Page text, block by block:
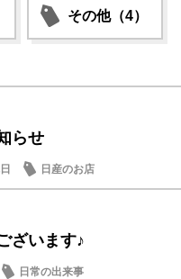
その他（4）
らせ
日産のお店
ざいます♪
日常の出来事